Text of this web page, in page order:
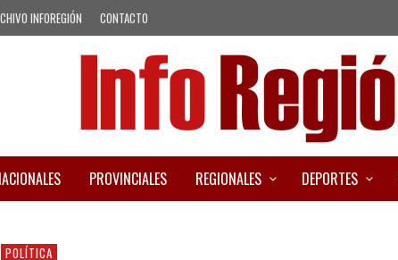
INFOREGIÓN CONTACTO
PROVINCIALES REGIONALES DEPORTES
POLÍTICA